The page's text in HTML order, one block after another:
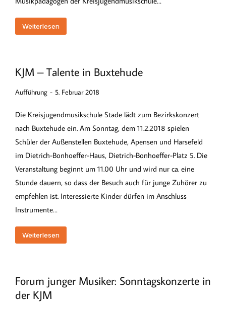
Weiterlesen
KJM – Talente in Buxtehude
Aufführung 5. Februar 2018
Die Kreisjugendmusikschule Stade lädt zum Bezirkskonzert
nach Buxtehude ein. Am Sonntag, dem 11.2.2018 spielen
Schüler der Außenstellen Buxtehude, Apensen und Harsefeld
im Dietrich-Bonhoeffer-Haus, Dietrich-Bonhoeffer-Platz 5. Die
Veranstaltung beginnt um 11.00 Uhr und wird nur ca. eine
Stunde dauern, so dass der Besuch auch für junge Zuhörer zu
empfehlen ist. Interessierte Kinder dürfen im Anschluss
Instrumente…
Weiterlesen
Forum junger Musiker: Sonntagskonzerte in
der KJM